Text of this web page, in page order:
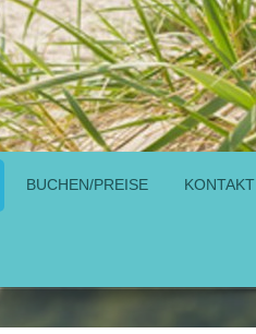
BUCHEN/PREISE KONTAKT